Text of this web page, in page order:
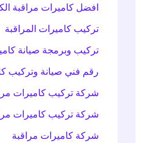
افضل كاميرات مراقبة
تركيب كاميرات المراقبة
تركيب وبرمجة صيانة
رقم فني صيانة وتركيب
شركة تركيب كاميرات
شركة تركيب كاميرات
شركة كاميرات مراقبة